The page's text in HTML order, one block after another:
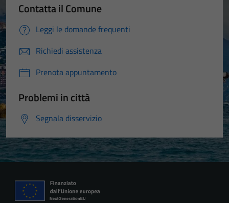
Contatta il Comune
Leggi le domande frequenti
Richiedi assistenza
Prenota appuntamento
Problemi in città
Segnala disservizio